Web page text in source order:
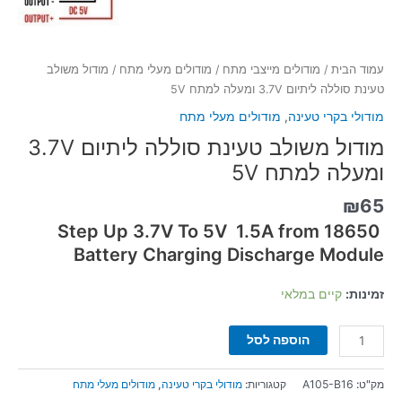
עמוד הבית / מודולים מייצבי מתח / מודולים מעלי מתח / מודול משולב
טעינת סוללה ליתיום 3.7V ומעלה למתח 5V
מודולי בקרי טעינה, מודולים מעלי מתח
מודול משולב טעינת סוללה ליתיום 3.7V
ומעלה למתח 5V
₪65
Step Up 3.7V To 5V 1.5A from 18650
Battery Charging Discharge Module
זמינות: קיים במלאי
הוספה לסל
מק"ט: A105-B16 קטגוריות: מודולי בקרי טעינה, מודולים מעלי מתח